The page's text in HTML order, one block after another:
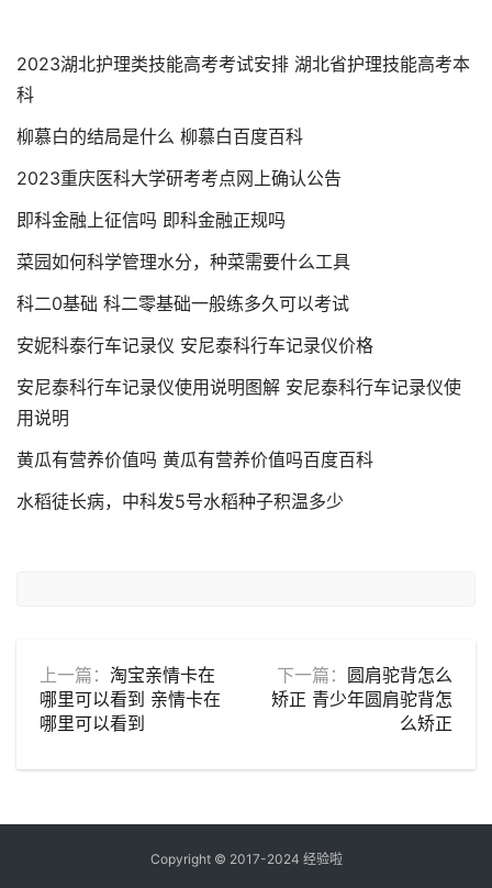
2023湖北护理类技能高考考试安排 湖北省护理技能高考本
科
柳慕白的结局是什么 柳慕白百度百科
2023重庆医科大学研考考点网上确认公告
即科金融上征信吗 即科金融正规吗
菜园如何科学管理水分，种菜需要什么工具
科二0基础 科二零基础一般练多久可以考试
安妮科泰行车记录仪 安尼泰科行车记录仪价格
安尼泰科行车记录仪使用说明图解 安尼泰科行车记录仪使
用说明
黄瓜有营养价值吗 黄瓜有营养价值吗百度百科
水稻徒长病，中科发5号水稻种子积温多少
上一篇： 淘宝亲情卡在
哪里可以看到 亲情卡在
哪里可以看到
下一篇： 圆肩驼背怎么
矫正 青少年圆肩驼背怎
么矫正
Copyright © 2017-2024 经验啦